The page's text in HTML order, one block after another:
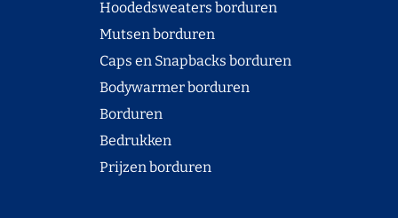
Hoodedsweaters borduren
Mutsen borduren
Caps en Snapbacks borduren
Bodywarmer borduren
Borduren
Bedrukken
Prijzen borduren